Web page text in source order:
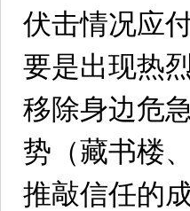
伏击情况应
要是出现热
移除身边危
势（藏书楼
推敲信任的